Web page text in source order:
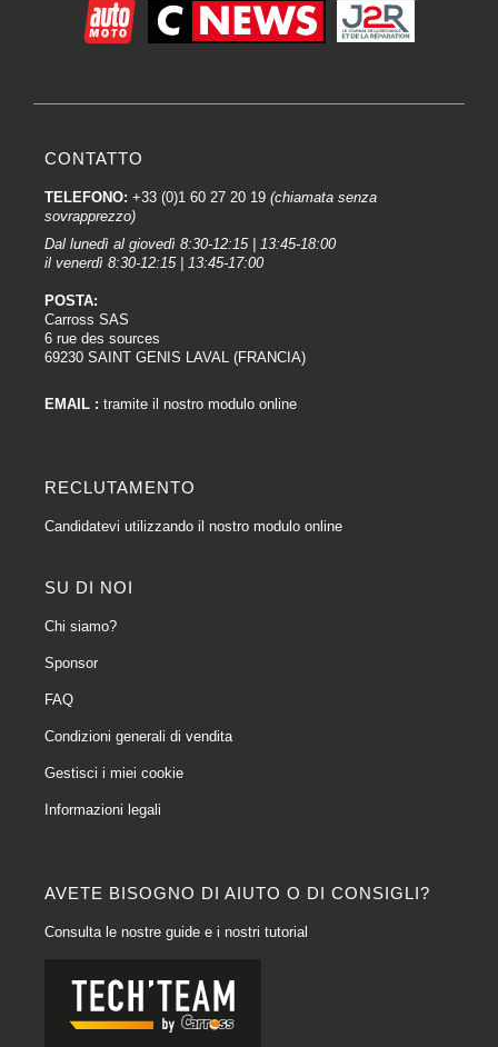
AVETE BISOGNO DI AIUTO O DI CONSIGLI?
Consulta le nostre guide e i nostri tutorial
CONTATTO
TELEFONO: +33 (0)1 60 27 20 19 (chiamata senza
sovrapprezzo)
Dal lunedì al giovedì 8:30-12:15 | 13:45-18:00
il venerdì 8:30-12:15 | 13:45-17:00
POSTA:
Carross SAS
6 rue des sources
69230 SAINT GENIS LAVAL (FRANCIA)
EMAIL : tramite il nostro modulo online
RECLUTAMENTO
Candidatevi utilizzando il nostro modulo online
SU DI NOI
Chi siamo?
Sponsor
FAQ
Condizioni generali di vendita
Gestisci i miei cookie
Informazioni legali